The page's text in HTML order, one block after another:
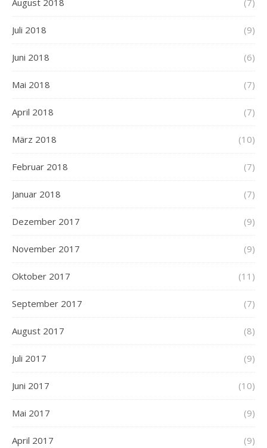
August 2018 (7)
Juli 2018 (9)
Juni 2018 (6)
Mai 2018 (7)
April 2018 (7)
März 2018 (10)
Februar 2018 (7)
Januar 2018 (7)
Dezember 2017 (9)
November 2017 (9)
Oktober 2017 (11)
September 2017 (7)
August 2017 (8)
Juli 2017 (9)
Juni 2017 (10)
Mai 2017 (9)
April 2017 (9)